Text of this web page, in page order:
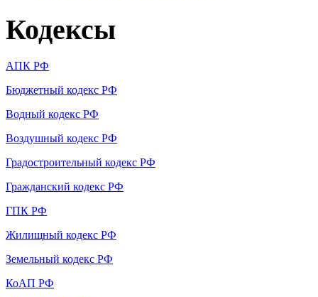
Кодексы
АПК РФ
Бюджетный кодекс РФ
Водный кодекс РФ
Воздушный кодекс РФ
Градостроительный кодекс РФ
Гражданский кодекс РФ
ГПК РФ
Жилищный кодекс РФ
Земельный кодекс РФ
КоАП РФ